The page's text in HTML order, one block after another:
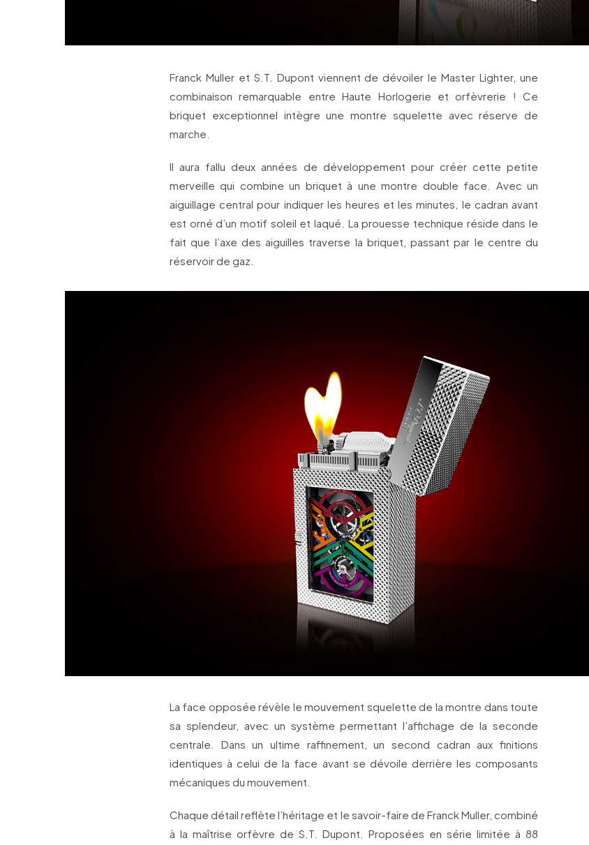
Franck Muller et S.T. Dupont viennent de dévoiler le Master Lighter, une
combinaison remarquable entre Haute Horlogerie et orfèvrerie ! Ce
briquet exceptionnel intègre une montre squelette avec réserve de
marche.
Il aura fallu deux années de développement pour créer cette petite
merveille qui combine un briquet à une montre double face. Avec un
aiguillage central pour indiquer les heures et les minutes, le cadran avant
est orné d’un motif soleil et laqué. La prouesse technique réside dans le
fait que l’axe des aiguilles traverse la briquet, passant par le centre du
réservoir de gaz.
La face opposée révèle le mouvement squelette de la montre dans toute
sa splendeur, avec un système permettant l’affichage de la seconde
centrale. Dans un ultime raffinement, un second cadran aux finitions
identiques à celui de la face avant se dévoile derrière les composants
mécaniques du mouvement.
Chaque détail reflète l’héritage et le savoir-faire de Franck Muller, combiné
à la maîtrise orfèvre de S.T. Dupont. Proposées en série limitée à 88